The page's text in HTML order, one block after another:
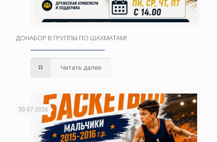
ДОНАБОР В ГРУППЫ ПО ШАХМАТАМ!
Читать далее
30.07.2026